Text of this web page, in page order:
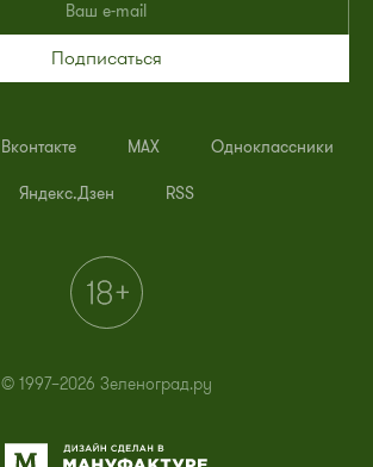
Подписаться
Вконтакте MAX Одноклассники
Яндекс.Дзен RSS
© 1997–2026 Зеленоград.ру